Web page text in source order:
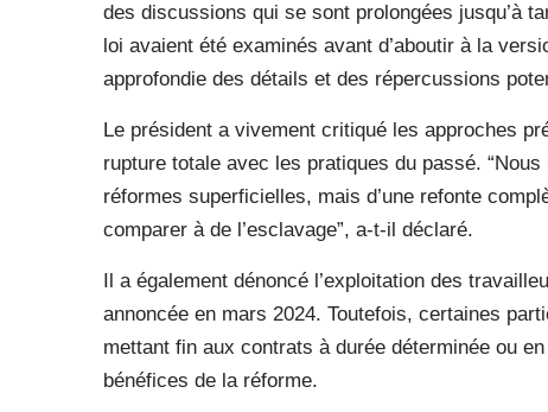
des discussions qui se sont prolongées jusqu’à
loi avaient été examinés avant d’aboutir à la
approfondie des détails et des répercussions
Le président a vivement critiqué les approches
rupture totale avec les pratiques du passé.
réformes superficielles, mais d’une refonte
comparer à de l’esclavage”, a-t-il déclaré.
Il a également dénoncé l’exploitation des
annoncée en mars 2024. Toutefois, certaines
mettant fin aux contrats à durée déterminée ou
bénéfices de la réforme.